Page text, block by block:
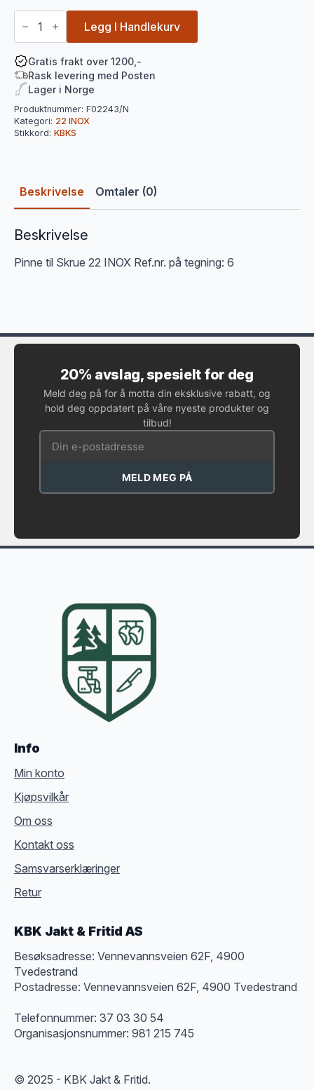
Pinne
Skrue
INOX
antall
Legg I Handlekurv
Gratis frakt over 1200,-
Rask levering med Posten
Lager i Norge
Produktnummer: F02243/N
Kategori: 22 INOX
Stikkord: KBKS
Beskrivelse Omtaler (0)
Beskrivelse
Pinne til Skrue 22 INOX Ref.nr. på tegning: 6
20% avslag, spesielt for deg
Meld deg på for å motta din eksklusive rabatt, og
hold deg oppdatert på våre nyeste produkter og
tilbud!
MELD MEG PÅ
Info
Min konto
Kjøpsvilkår
Om oss
Kontakt oss
Samsvarserklæringer
Retur
KBK Jakt & Fritid AS
Besøksadresse: Vennevannsveien 62F, 4900
Tvedestrand
Postadresse: Vennevannsveien 62F, 4900 Tvedestrand
Telefonnummer: 37 03 30 54
Organisasjonsnummer: 981 215 745
© 2025 - KBK Jakt & Fritid.